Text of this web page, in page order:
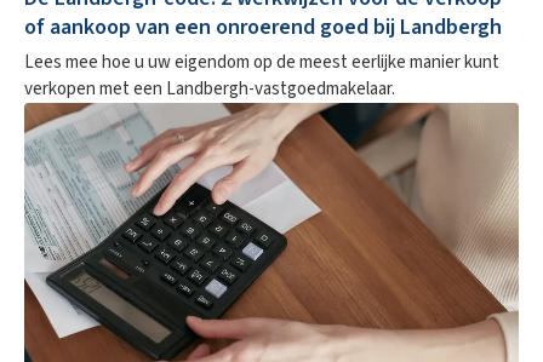
of aankoop van een onroerend goed bij Landbergh
Lees mee hoe u uw eigendom op de meest eerlijke manier kunt
verkopen met een Landbergh-vastgoedmakelaar.